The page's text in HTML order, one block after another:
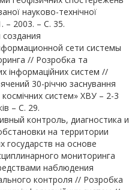
науково-технічної
– 2003. – С. 35.
сети системы
// Розробка та
інформаційних систем //
30-річчю заснування
систем» ХВУ – 2-3
– С. 29.
контроль, диагностика и
на территории
государств на основе
мониторинга
наблюдения
контроля // Розробка